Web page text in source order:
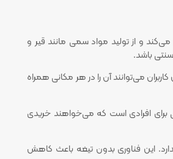
می‌کند و از تولید مواد سمی مانند قیر و
باشد.
می‌توانند آن را در هر مکانی همراه
افرادی است که می‌خواهند خریدی
این فناوری بدون تیغه باعث کاهش